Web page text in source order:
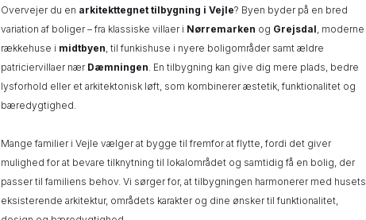
Overvejer du en arkitekttegnet tilbygning i Vejle? Byen byder på en bred
variation af boliger – fra klassiske villaer i Nørremarken og Grejsdal, moderne
rækkehuse i midtbyen, til funkishuse i nyere boligområder samt ældre
patriciervillaer nær Dæmningen. En tilbygning kan give dig mere plads, bedre
lysforhold eller et arkitektonisk løft, som kombinerer æstetik, funktionalitet og
bæredygtighed.
Mange familier i Vejle vælger at bygge til fremfor at flytte, fordi det giver
mulighed for at bevare tilknytning til lokalområdet og samtidig få en bolig, der
passer til familiens behov. Vi sørger for, at tilbygningen harmonerer med husets
eksisterende arkitektur, områdets karakter og dine ønsker til funktionalitet,